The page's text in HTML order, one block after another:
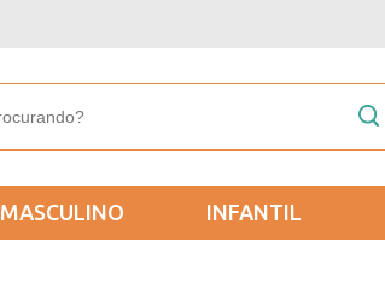
MASCULINO INFANTIL